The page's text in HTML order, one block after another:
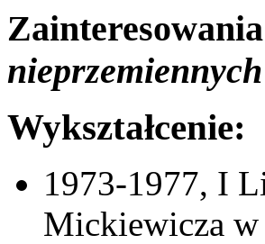
nieprzemiennych
Wykształcenie:
1973-1977, I
Mickiewicza w